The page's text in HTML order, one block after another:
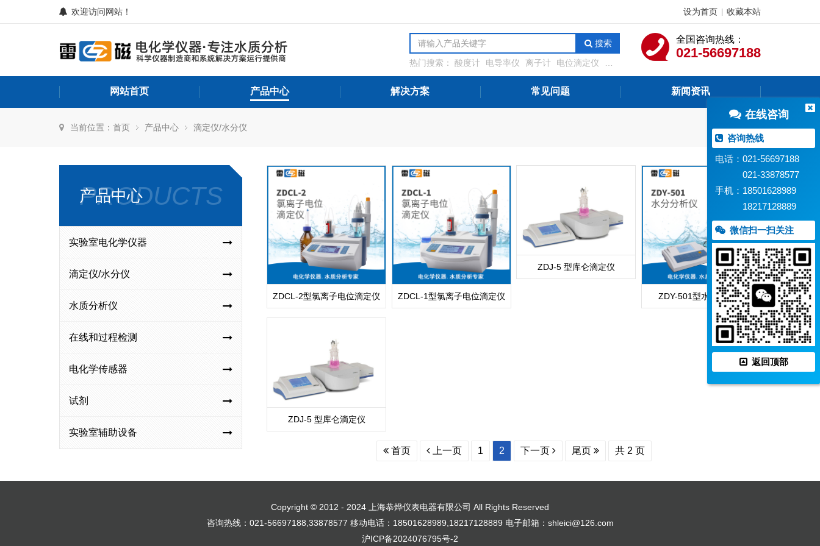
欢迎访问网站！ 设为首页 收藏本站
搜索
热门搜索： 酸度计 电导率仪 离子计 电位滴定仪
全国咨询热线：
021-56697188
网站首页 产品中心 解决方案 常见问题 新闻资讯
当前位置： 首页 产品中心 滴定仪/水分仪
产品中心
PRODUCTS
实验室电化学仪器
滴定仪/水分仪
水质分析仪
在线和过程检测
电化学传感器
试剂
实验室辅助设备
ZDCL-2型氯离子电位滴定仪 ZDCL-1型氯离子电位滴定仪
ZDJ-5 型库仑滴定仪
ZDY-501型水分分析仪
ZDJ-5 型库仑滴定仪
首页 上一页 1 2 下一页 尾页 共 2 页
Copyright © 2012 - 2024 上海恭烨仪表电器有限公司 All Rights Reserved
咨询热线：021-56697188,33878577 移动电话：18501628989,18217128889 电子邮箱： shleici@126.com
沪ICP备2024076795号-2
在线咨询
咨询热线
电话：021-56697188
021-33878577
手机：18501628989
18217128889
微信扫一扫关注
返回顶部